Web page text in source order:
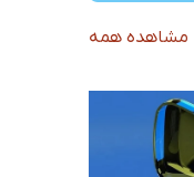
مشاهده همه